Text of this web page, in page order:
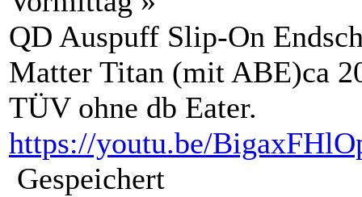
QD Auspuff Slip-On
Matter Titan (mit ABE)ca
TÜV ohne db Eater.
https://youtu.be/
Gespeichert